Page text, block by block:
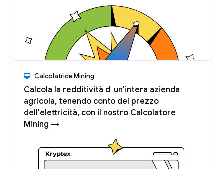
Calcolatrice Mining
Calcola la redditività di un'intera azienda
agricola, tenendo conto del prezzo
dell'elettricità, con il nostro Calcolatore
Mining →